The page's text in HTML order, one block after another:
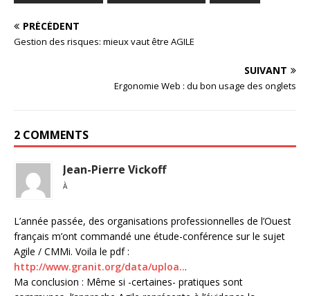
PRÉCÉDENT
Gestion des risques: mieux vaut être AGILE
SUIVANT
Ergonomie Web : du bon usage des onglets
2 COMMENTS
Jean-Pierre Vickoff
À
L’année passée, des organisations professionnelles de l’Ouest
français m’ont commandé une étude-conférence sur le sujet
Agile / CMMi. Voila le pdf :
http://www.granit.org/data/uploa...
Ma conclusion : Même si -certaines- pratiques sont